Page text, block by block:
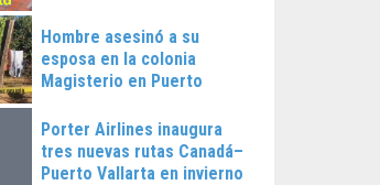
Hombre asesinó a su
esposa en la colonia
Magisterio en Puerto
Porter Airlines inaugura
tres nuevas rutas Canadá–
Puerto Vallarta en invierno